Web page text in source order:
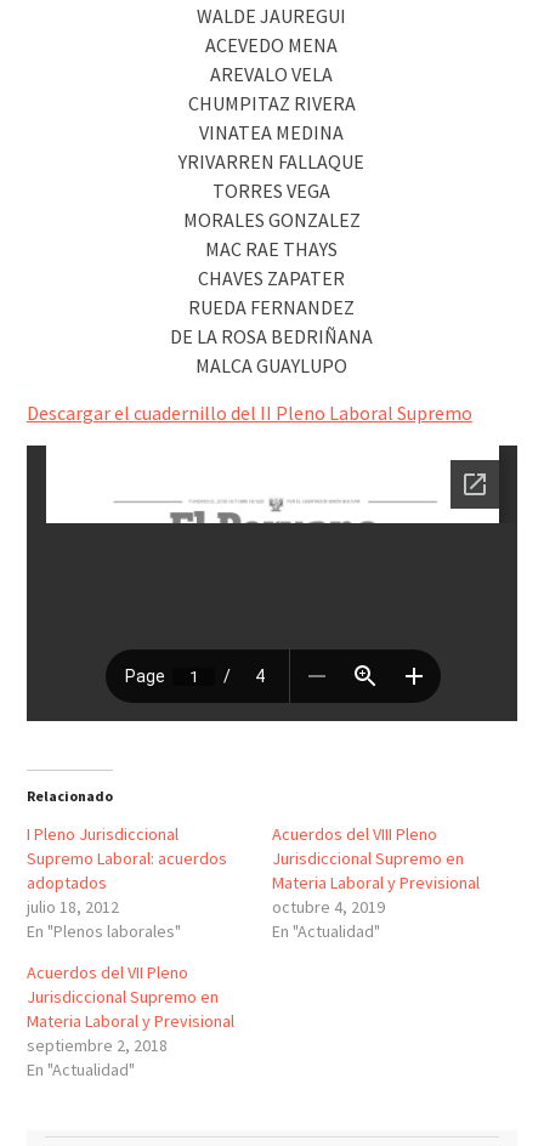
WALDE JAUREGUI
ACEVEDO MENA
AREVALO VELA
CHUMPITAZ RIVERA
VINATEA MEDINA
YRIVARREN FALLAQUE
TORRES VEGA
MORALES GONZALEZ
MAC RAE THAYS
CHAVES ZAPATER
RUEDA FERNANDEZ
DE LA ROSA BEDRIÑANA
MALCA GUAYLUPO
Descargar el cuadernillo del II Pleno Laboral Supremo
Relacionado
I Pleno Jurisdiccional
Supremo Laboral: acuerdos
adoptados
julio 18, 2012
En "Plenos laborales"
Acuerdos del VIII Pleno
Jurisdiccional Supremo en
Materia Laboral y Previsional
octubre 4, 2019
En "Actualidad"
Acuerdos del VII Pleno
Jurisdiccional Supremo en
Materia Laboral y Previsional
septiembre 2, 2018
En "Actualidad"